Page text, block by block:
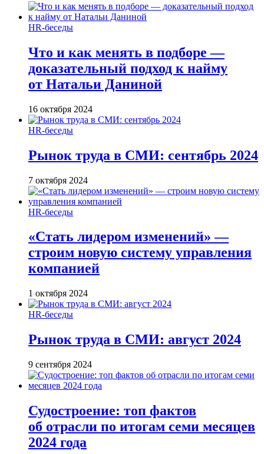
HR-беседы
Что и как менять в подборе —
доказательный подход к найму
от Натальи Даниной
16 октября 2024
HR-беседы
Рынок труда в СМИ: сентябрь 2024
7 октября 2024
HR-беседы
«Стать лидером изменений» —
строим новую систему управления
компанией
1 октября 2024
HR-беседы
Рынок труда в СМИ: август 2024
9 сентября 2024
Судостроение: топ фактов
об отрасли по итогам семи месяцев
2024 года